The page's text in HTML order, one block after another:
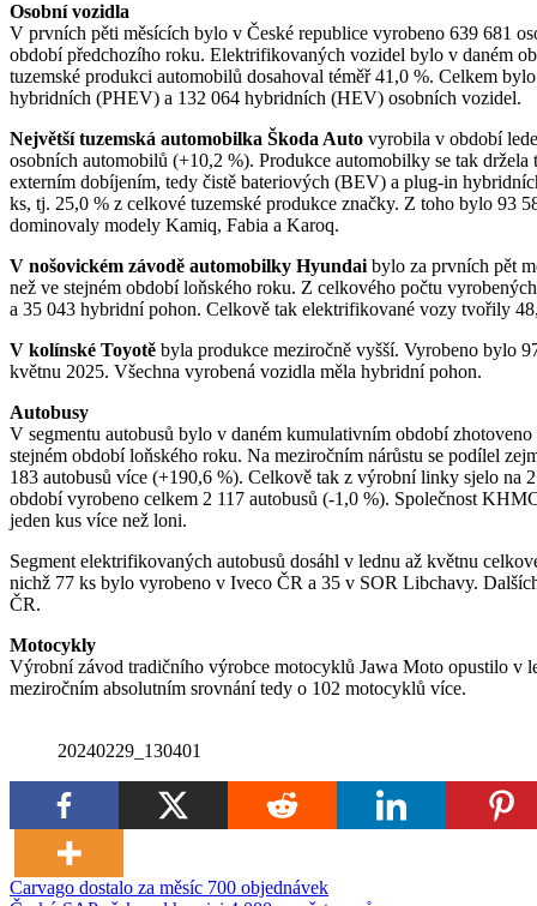
Osobní vozidla
V prvních pěti měsících bylo v České republice vyrobeno 639 681
období předchozího roku. Elektrifikovaných vozidel bylo v daném
tuzemské produkci automobilů dosahoval téměř 41,0 %. Celkem
hybridních (PHEV) a 132 064 hybridních (HEV) osobních vozidel.
Největší tuzemská automobilka Škoda Auto vyrobila v období
osobních automobilů (+10,2 %). Produkce automobilky se tak
externím dobíjením, tedy čistě bateriových (BEV) a plug-in
ks, tj. 25,0 % z celkové tuzemské produkce značky. Z toho bylo 93
dominovaly modely Kamiq, Fabia a Karoq.
V nošovickém závodě automobilky Hyundai bylo za prvních pět
než ve stejném období loňského roku. Z celkového počtu
a 35 043 hybridní pohon. Celkově tak elektrifikované vozy tvořily
V kolínské Toyotě byla produkce meziročně vyšší. Vyrobeno bylo
květnu 2025. Všechna vyrobená vozidla měla hybridní pohon.
Autobusy
V segmentu autobusů bylo v daném kumulativním období
stejném období loňského roku. Na meziročním nárůstu se podílel
183 autobusů více (+190,6 %). Celkově tak z výrobní linky sjelo na
období vyrobeno celkem 2 117 autobusů (-1,0 %). Společnost
jeden kus více než loni.
Segment elektrifikovaných autobusů dosáhl v lednu až květnu
nichž 77 ks bylo vyrobeno v Iveco ČR a 35 v SOR Libchavy.
ČR.
Motocykly
Výrobní závod tradičního výrobce motocyklů Jawa Moto opustilo v
meziročním absolutním srovnání tedy o 102 motocyklů více.
20240229_130401
Navigace
Carvago dostalo za měsíc 700 objednávek